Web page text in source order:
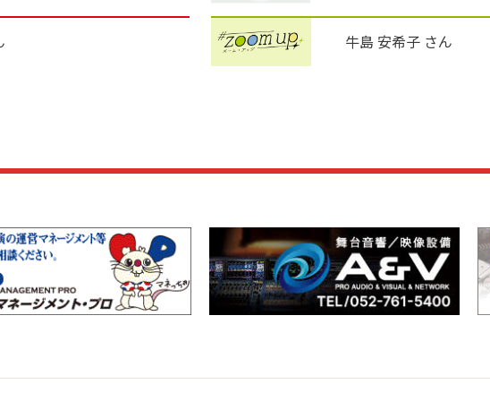
牛島 安希子 さん